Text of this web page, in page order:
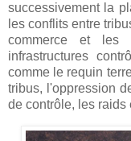
successivement la
les conflits entre
commerce et les
infrastructures
comme le requin
tribus, l'oppression
de contrôle, les raids